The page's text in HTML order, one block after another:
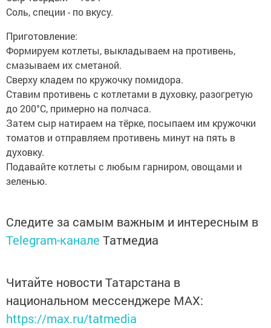
Соль, специи - по вкусу.
Приготовление:
Формируем котлеты, выкладываем на противень,
смазываем их сметаной.
Сверху кладем по кружочку помидора.
Ставим противень с котлетами в духовку, разогретую
до 200°С, примерно на полчаса.
Затем сыр натираем на тёрке, посыпаем им кружочки
томатов и отправляем противень минут на пять в
духовку.
Подавайте котлеты с любым гарниром, овощами и
зеленью.
Следите за самым важным и интересным в
Telegram-канале Татмедиа
Читайте новости Татарстана в
национальном мессенджере MАХ:
https://max.ru/tatmedia